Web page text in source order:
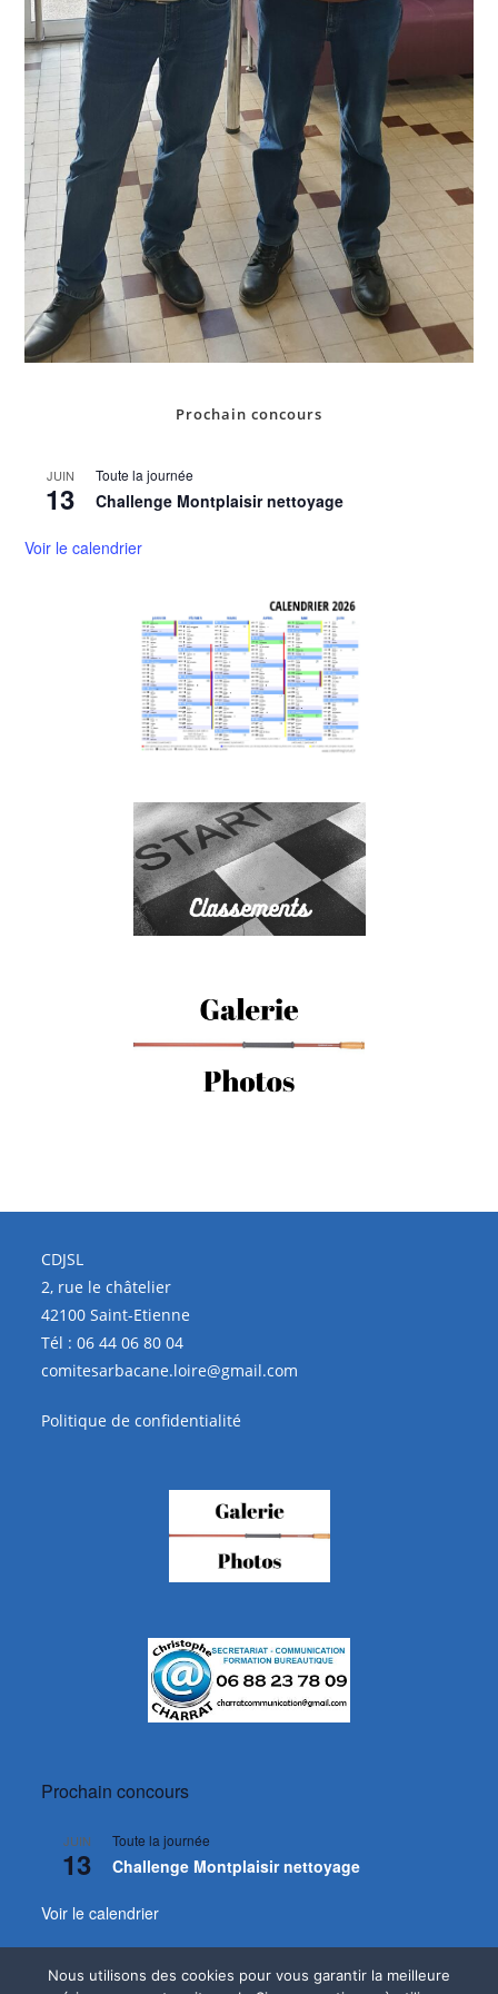
Prochain concours
JUIN
13
Toute la journée
Challenge Montplaisir nettoyage
Voir le calendrier
CDJSL
2, rue le châtelier
42100 Saint-Etienne
Tél :06 44 06 80 04
comitesarbacane.loire@gmail.com
Politique de confidentialité
Prochain concours
JUIN
13
Toute la journée
Challenge Montplaisir nettoyage
Voir le calendrier
Nous utilisons des cookies pour vous garantir la meilleure